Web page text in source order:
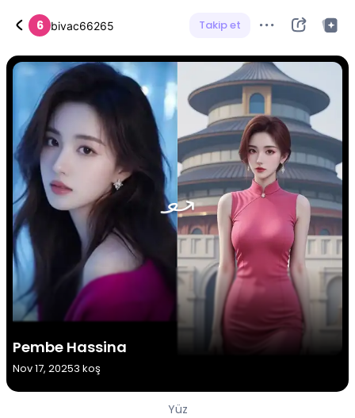
6 bivac66265 Takip et
Pembe Hassina
Nov 17, 20253 koş
Yüz